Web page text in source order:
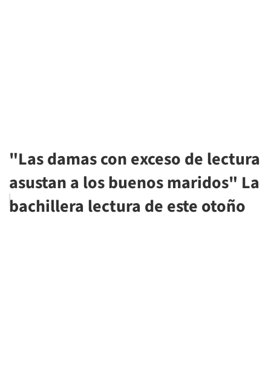
"Las damas con exceso de lectura
asustan a los buenos maridos" La
bachillera lectura de este otoño